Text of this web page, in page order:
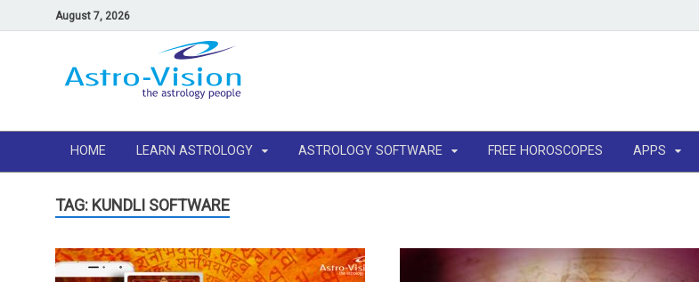
August 7, 2026
HOME LEARN ASTROLOGY ASTROLOGY SOFTWARE FREE HOROSCOPES APPS
TAG: KUNDLI SOFTWARE